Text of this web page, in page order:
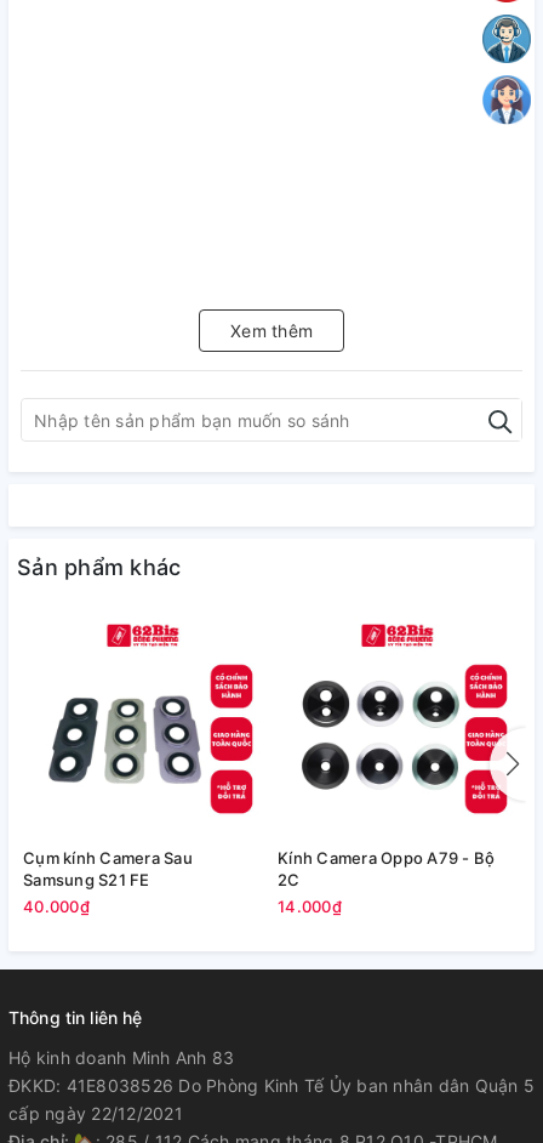
Xem thêm
Sản phẩm khác
Cụm kính Camera Sau
Samsung S21 FE
40.000₫
Kính Camera Oppo A79 - Bộ
2C
14.000₫
Thông tin liên hệ
Hộ kinh doanh Minh Anh 83
ĐKKD: 41E8038526 Do Phòng Kinh Tế Ủy ban nhân dân Quận 5
cấp ngày 22/12/2021